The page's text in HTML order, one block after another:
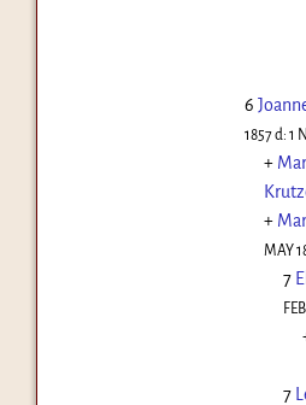
6
1857d: 1
+
+
MAY
7
7